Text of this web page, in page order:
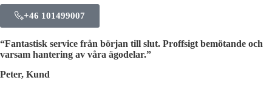
+46 101499007
“Fantastisk service från början till slut. Proffsigt bemötande och
varsam hantering av våra ägodelar.”
Peter, Kund